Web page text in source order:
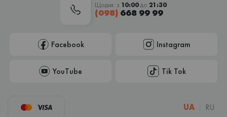
Щодня: з 10:00до 21:30
(098) 668 99 99
Facebook Instagram
YouTube Tik Tok
UA RU